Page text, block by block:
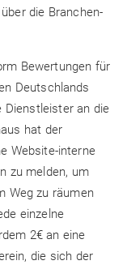
die Branchen-
Bewertungen für
Deutschlands
Dienstleister an die
hat der
Website-interne
zu melden, um
Weg zu räumen
einzelne
2€ an eine
die sich der